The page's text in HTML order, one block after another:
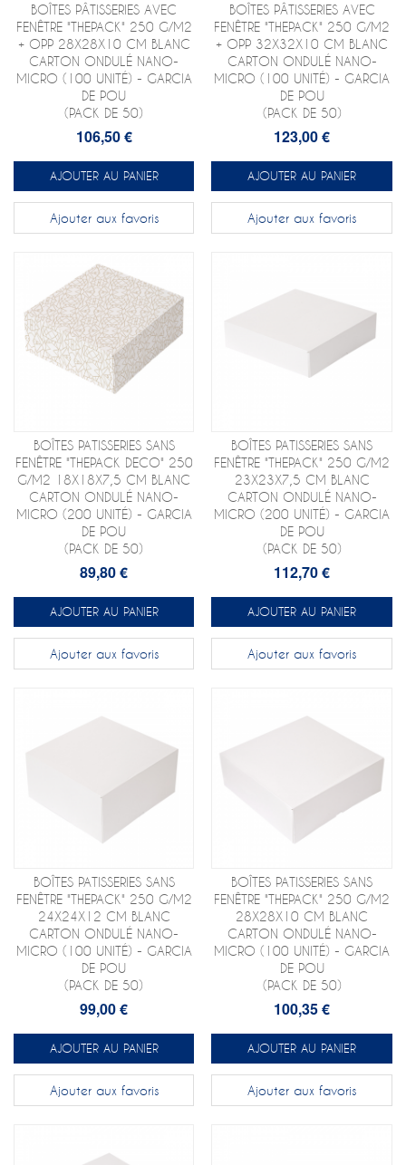
BOÎTES PÂTISSERIES AVEC
FENÊTRE "THEPACK" 250 G/M2
+ OPP 28X28X10 CM BLANC
CARTON ONDULÉ NANO-
MICRO (100 UNITÉ) - GARCIA
DE POU
(PACK DE 50)
106,50 €
AJOUTER AU PANIER
Ajouter aux favoris
BOÎTES PÂTISSERIES AVEC
FENÊTRE "THEPACK" 250 G/M2
+ OPP 32X32X10 CM BLANC
CARTON ONDULÉ NANO-
MICRO (100 UNITÉ) - GARCIA
DE POU
(PACK DE 50)
123,00 €
AJOUTER AU PANIER
Ajouter aux favoris
BOÎTES PATISSERIES SANS
FENÊTRE "THEPACK DECO" 250
G/M2 18X18X7,5 CM BLANC
CARTON ONDULÉ NANO-
MICRO (200 UNITÉ) - GARCIA
DE POU
(PACK DE 50)
89,80 €
AJOUTER AU PANIER
Ajouter aux favoris
BOÎTES PATISSERIES SANS
FENÊTRE "THEPACK" 250 G/M2
23X23X7,5 CM BLANC
CARTON ONDULÉ NANO-
MICRO (200 UNITÉ) - GARCIA
DE POU
(PACK DE 50)
112,70 €
AJOUTER AU PANIER
Ajouter aux favoris
BOÎTES PATISSERIES SANS
FENÊTRE "THEPACK" 250 G/M2
24X24X12 CM BLANC
CARTON ONDULÉ NANO-
MICRO (100 UNITÉ) - GARCIA
DE POU
(PACK DE 50)
99,00 €
AJOUTER AU PANIER
Ajouter aux favoris
BOÎTES PATISSERIES SANS
FENÊTRE "THEPACK" 250 G/M2
28X28X10 CM BLANC
CARTON ONDULÉ NANO-
MICRO (100 UNITÉ) - GARCIA
DE POU
(PACK DE 50)
100,35 €
AJOUTER AU PANIER
Ajouter aux favoris